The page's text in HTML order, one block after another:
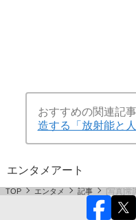
おすすめの関連記
造する「放射能と
エンタメ アート
TOP エンタメ 記事 [写真]常